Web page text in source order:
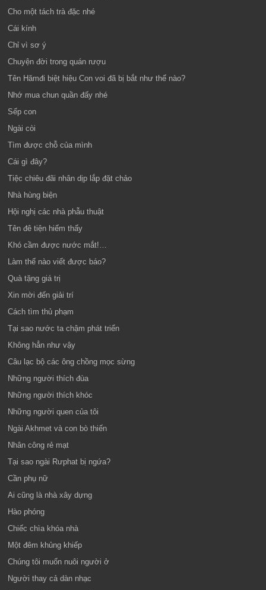
Cho một tách trà đặc nhé
Cái kính
Chỉ vì sơ ý
Chuyện đời trong quán rượu
Tên Hămđi biệt hiệu Con voi đã bị bắt như thế nào?
Nhớ mua chun quần đấy nhé
Sếp con
Ngài còi
Tìm được chỗ của mình
Cái gì đây?
Tiệc chiêu đãi nhân dịp lắp đặt chảo
Nhà hùng biện
Hội nghị các nhà phẫu thuật
Tên đê tiện hiếm thấy
Khó cầm được nước mắt!…
Làm thế nào viết được báo?
Quà tặng giá trị
Xin mời đến giải trí
Cách tìm thủ phạm
Tại sao nước ta chậm phát triển
Không hẳn như vậy
Câu lạc bộ các ông chồng mọc sừng
Những người thích đùa
Những người thích khóc
Những người quen của tôi
Ngài Akhmet và con bò thiến
Nhân công rẻ mạt
Tại sao ngài Rưphat bị ngứa?
Cần phụ nữ
Ai cũng là nhà xây dựng
Hào phóng
Chiếc chìa khóa nhà
Một đêm khủng khiếp
Chúng tôi muốn nuôi người ở
Người thay cả dàn nhạc